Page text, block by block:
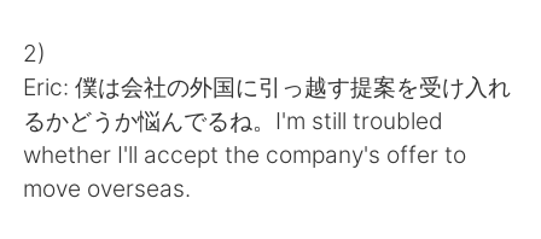
2)
Eric: 僕は会社の外国に引っ越す提案を受け入れ
るかどうか悩んでるね。I'm still troubled
whether I'll accept the company's offer to
move overseas.